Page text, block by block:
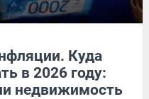
Куда
в 2026 году:
недвижимость